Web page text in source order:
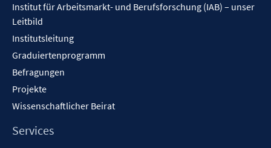
Institut für Arbeitsmarkt- und Berufsforschung (IAB) – unser
Leitbild
Institutsleitung
Graduiertenprogramm
Befragungen
Projekte
Wissenschaftlicher Beirat
Services